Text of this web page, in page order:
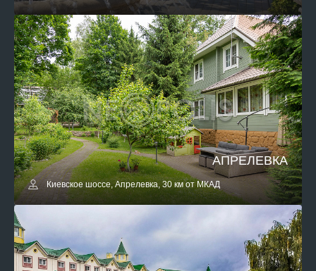
АПРЕЛЕВКА
Киевское шоссе, Апрелевка, 30 км от МКАД